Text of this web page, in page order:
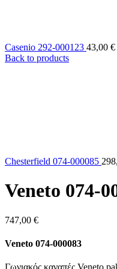
Casenio 292-000123 43,00 €
Back to products
Chesterfield 074-000085
Veneto 074-
747,00 €
Veneto 074-000083